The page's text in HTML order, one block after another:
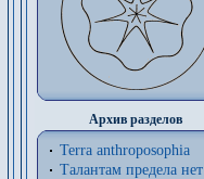
Архив разделов
Terra anthroposophia
Талантам предела нет